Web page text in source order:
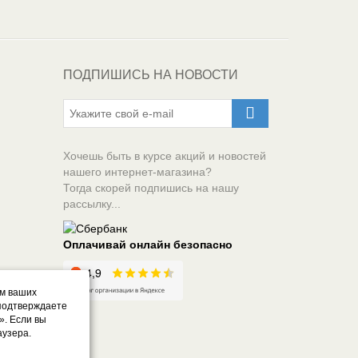
ПОДПИШИСЬ НА НОВОСТИ
Хочешь быть в курсе акций и новостей
нашего интернет-магазина?
Тогда скорей подпишись на нашу
рассылку...
Оплачивай онлайн безопасно
ваших
Если вы